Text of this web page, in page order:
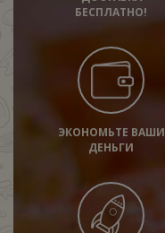
БЕСПЛАТНО!
ЭКОНОМЬТЕ ВАШИ
ДЕНЬГИ